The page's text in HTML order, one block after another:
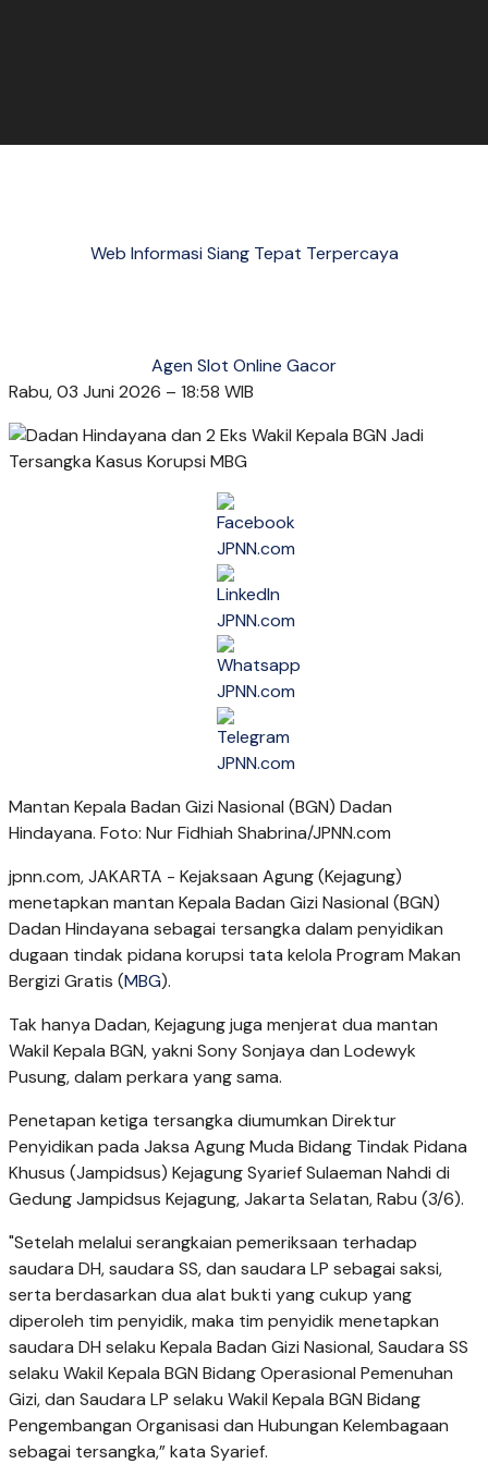
Web Informasi Siang Tepat Terpercaya
Agen Slot Online Gacor
Rabu, 03 Juni 2026 – 18:58 WIB
Mantan Kepala Badan Gizi Nasional (BGN) Dadan
Hindayana. Foto: Nur Fidhiah Shabrina/JPNN.com
jpnn.com, JAKARTA - Kejaksaan Agung (Kejagung)
menetapkan mantan Kepala Badan Gizi Nasional (BGN)
Dadan Hindayana sebagai tersangka dalam penyidikan
dugaan tindak pidana korupsi tata kelola Program Makan
Bergizi Gratis (MBG).
Tak hanya Dadan, Kejagung juga menjerat dua mantan
Wakil Kepala BGN, yakni Sony Sonjaya dan Lodewyk
Pusung, dalam perkara yang sama.
Penetapan ketiga tersangka diumumkan Direktur
Penyidikan pada Jaksa Agung Muda Bidang Tindak Pidana
Khusus (Jampidsus) Kejagung Syarief Sulaeman Nahdi di
Gedung Jampidsus Kejagung, Jakarta Selatan, Rabu (3/6).
"Setelah melalui serangkaian pemeriksaan terhadap
saudara DH, saudara SS, dan saudara LP sebagai saksi,
serta berdasarkan dua alat bukti yang cukup yang
diperoleh tim penyidik, maka tim penyidik menetapkan
saudara DH selaku Kepala Badan Gizi Nasional, Saudara SS
selaku Wakil Kepala BGN Bidang Operasional Pemenuhan
Gizi, dan Saudara LP selaku Wakil Kepala BGN Bidang
Pengembangan Organisasi dan Hubungan Kelembagaan
sebagai tersangka,” kata Syarief.